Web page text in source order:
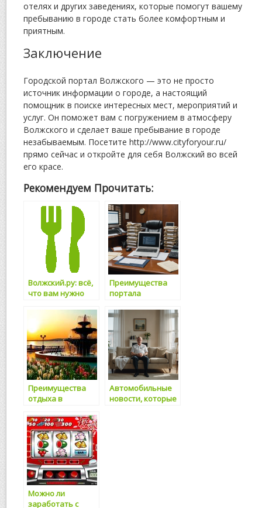
отелях и других заведениях, которые помогут вашему
пребыванию в городе стать более комфортным и
приятным.
Заключение
Городской портал Волжского — это не просто
источник информации о городе, а настоящий
помощник в поиске интересных мест, мероприятий и
услуг. Он поможет вам с погружением в атмосферу
Волжского и сделает ваше пребывание в городе
незабываемым. Посетите http://www.cityforyour.ru/
прямо сейчас и откройте для себя Волжский во всей
его красе.
Рекомендуем Прочитать:
Волжский.ру: всё,
что вам нужно
Волжский
Преимущества
портала
Преимущества
отдыха в
Автомобильные
новости, которые
Можно ли
заработать с